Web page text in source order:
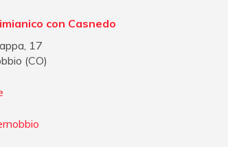
con Casnedo
17
(CO)